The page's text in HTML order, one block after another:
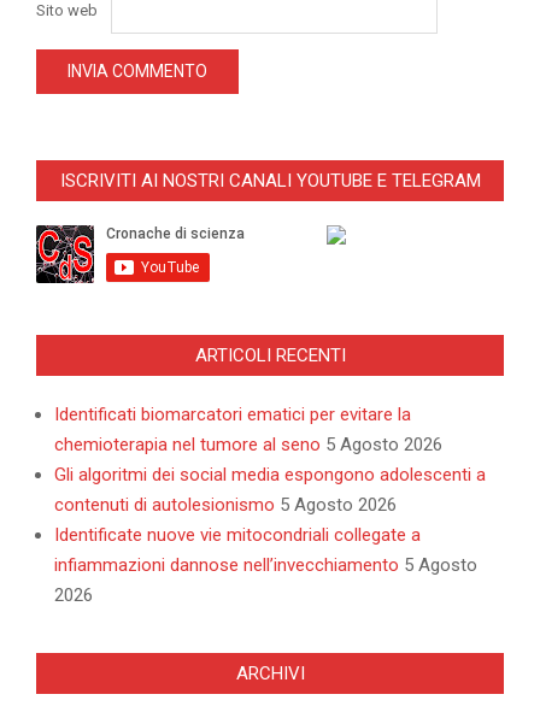
Sito web
ISCRIVITI AI NOSTRI CANALI YOUTUBE E TELEGRAM
ARTICOLI RECENTI
Identificati biomarcatori ematici per evitare la
chemioterapia nel tumore al seno 5 Agosto 2026
Gli algoritmi dei social media espongono adolescenti a
contenuti di autolesionismo 5 Agosto 2026
Identificate nuove vie mitocondriali collegate a
infiammazioni dannose nell’invecchiamento 5 Agosto
2026
ARCHIVI